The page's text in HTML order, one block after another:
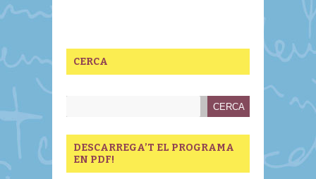
CERCA
DESCARREGA’T EL PROGRAMA
EN PDF!